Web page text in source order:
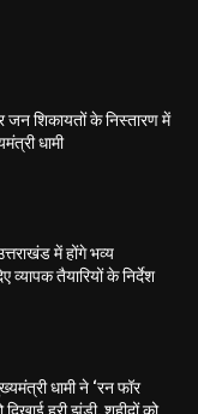
जन शिकायतों के निस्तारण में
धामी
में होंगे भव्य
व्यापक तैयारियों के निर्देश
धामी ने ‘रन फॉर